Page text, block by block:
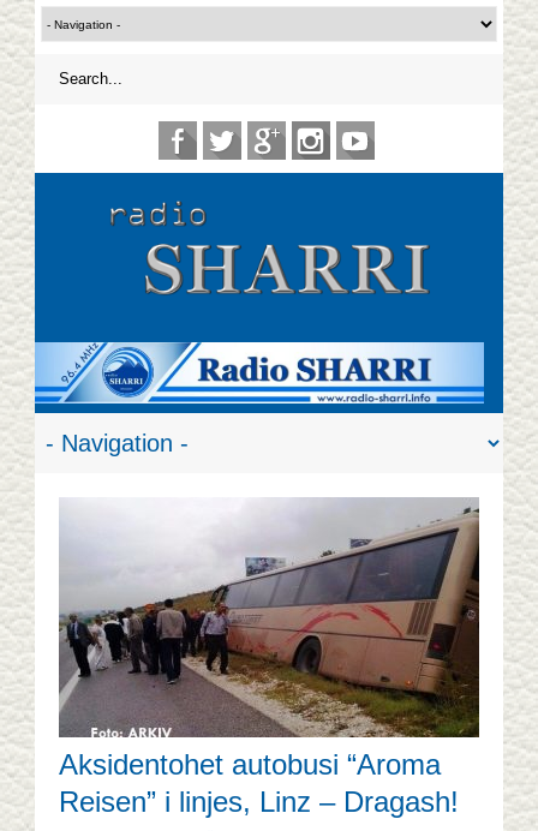
Aksidentohet autobusi “Aroma
Reisen” i linjes, Linz – Dragash!